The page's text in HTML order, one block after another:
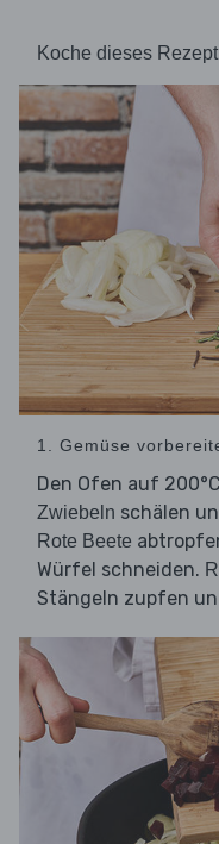
Koche dieses
1. Gemüse
Den Ofen auf
Zwiebeln schälen
Rote Beete
Würfel schneiden.
Stängeln zupfen